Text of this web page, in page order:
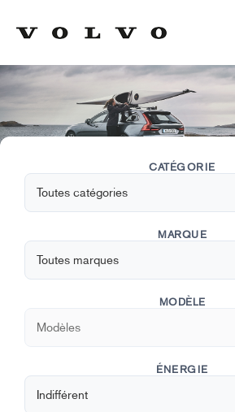
CATÉGORIE
MARQUE
MODÈLE
ÉNERGIE